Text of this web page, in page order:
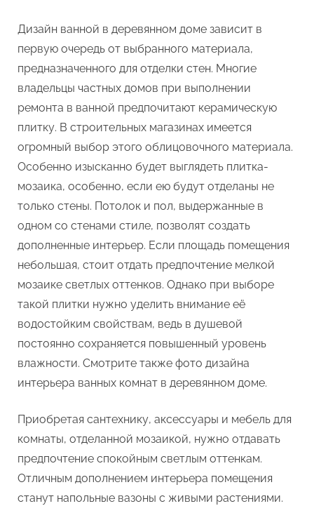
Дизайн ванной в деревянном доме зависит в
первую очередь от выбранного материала,
предназначенного для отделки стен. Многие
владельцы частных домов при выполнении
ремонта в ванной предпочитают керамическую
плитку. В строительных магазинах имеется
огромный выбор этого облицовочного материала.
Особенно изысканно будет выглядеть плитка-
мозаика, особенно, если ею будут отделаны не
только стены. Потолок и пол, выдержанные в
одном со стенами стиле, позволят создать
дополненные интерьер. Если площадь помещения
небольшая, стоит отдать предпочтение мелкой
мозаике светлых оттенков. Однако при выборе
такой плитки нужно уделить внимание её
водостойким свойствам, ведь в душевой
постоянно сохраняется повышенный уровень
влажности. Смотрите также фото дизайна
интерьера ванных комнат в деревянном доме.
Приобретая сантехнику, аксессуары и мебель для
комнаты, отделанной мозаикой, нужно отдавать
предпочтение спокойным светлым оттенкам.
Отличным дополнением интерьера помещения
станут напольные вазоны с живыми растениями.